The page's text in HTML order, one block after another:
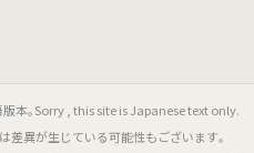
本｡Sorry , this site is Japanese text only.
差異が生じている可能性もございます｡